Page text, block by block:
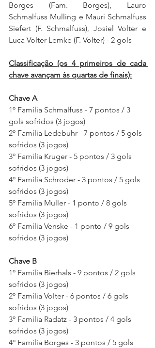
Borges (Fam. Borges), Lauro
Schmalfuss Mulling e Mauri Schmalfuss
Siefert (F. Schmalfuss), Josiel Volter e
Luca Volter Lemke (F. Volter) - 2 gols
Classificação (os 4 primeiros de cada
chave avançam às quartas de finais):
Chave A
1º Família Schmalfuss - 7 pontos / 3
gols sofridos (3 jogos)
2º Família Ledebuhr - 7 pontos / 5 gols
sofridos (3 jogos)
3º Família Kruger - 5 pontos / 3 gols
sofridos (3 jogos)
4º Família Schroder - 3 pontos / 5 gols
sofridos (3 jogos)
5º Família Muller - 1 ponto / 8 gols
sofridos (3 jogos)
6º Família Venske - 1 ponto / 9 gols
sofridos (3 jogos)
Chave B
1º Família Bierhals - 9 pontos / 2 gols
sofridos (3 jogos)
2º Família Volter - 6 pontos / 6 gols
sofridos (3 jogos)
3º Família Radatz - 3 pontos / 4 gols
sofridos (3 jogos)
4º Família Borges - 3 pontos / 5 gols